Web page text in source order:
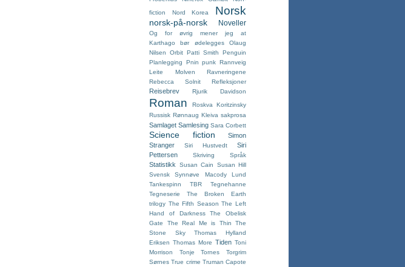
fiction
Nord Korea Norsk
norsk-på-norsk Noveller
Og for øvrig mener jeg at
Karthago bør ødelegges
Olaug
Nilsen
Orbit Patti Smith
Penguin
Planlegging
Pnin punk
Rannveig
Leite Molven
Ravneringene
Rebecca Solnit
Refleksjoner
Reisebrev Rjurik Davidson
Roman
Roskva Koritzinsky
Russisk Rønnaug Kleiva sakprosa
Samlaget Samlesing Sara Corbett
Science fiction
Simon
Stranger
Siri Hustvedt
Siri
Pettersen
Skriving Språk
Statistikk Susan Cain
Susan Hill
Svensk
Synnøve Macody Lund
Tankespinn
TBR
Tegnehanne
Tegneserie
The Broken Earth
trilogy The Fifth Season The Left
Hand of Darkness
The Obelisk
Gate
The Real Me is Thin
The
Stone Sky
Thomas Hylland
Eriksen Thomas More Tiden Toni
Morrison
Tonje Tornes
Torgrim
Sørnes True crime Truman Capote